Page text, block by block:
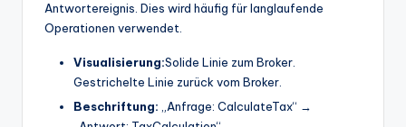
Antwortereignis. Dies wird häufig für langlaufende
Operationen verwendet.
Visualisierung:Solide Linie zum Broker.
Gestrichelte Linie zurück vom Broker.
Beschriftung: „Anfrage: CalculateTax“ →